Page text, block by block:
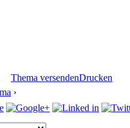
Thema versendenDrucken
›